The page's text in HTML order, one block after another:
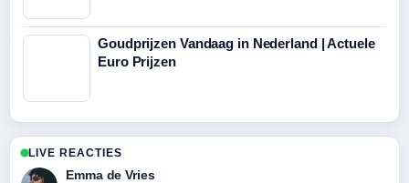
Goudprijzen Vandaag in Nederland | Actuele
Euro Prijzen
LIVE REACTIES
Emma de Vries